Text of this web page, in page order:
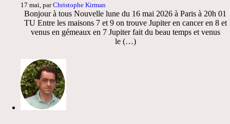
17 mai, parChristophe Kirman
Bonjour à tous Nouvelle lune du 16 mai 2026 à Paris à 20h 01
TU Entre les maisons 7 et 9 on trouve Jupiter en cancer en 8 et
venus en gémeaux en 7 Jupiter fait du beau temps et venus
le (…)